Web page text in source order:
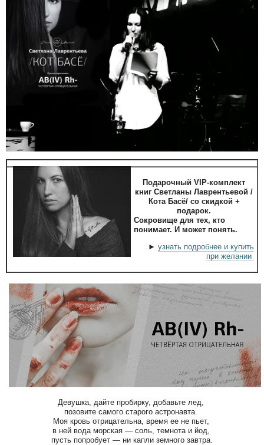
Подарочный VIP-комплект
книг Светланы Лаврентьевой /
Кота Басё/ со скидкой +
подарок.
Сокровище для тех, кто
понимает. И может понять.
► узнать подробнее и купить
при желании
Девушка, дайте пробирку, добавьте лед,
позовите самого старого астронавта.
Моя кровь отрицательна, время ее не пьет,
в ней вода морская — соль, темнота и йод,
пусть попробует — ни капли земного завтра.